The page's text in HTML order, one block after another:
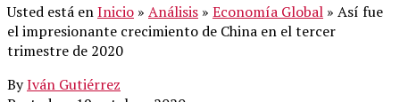
Usted está enInicio » Análisis » Economía Global » Así fue
el impresionante crecimiento de China en el tercer
trimestre de 2020
ByIván Gutiérrez